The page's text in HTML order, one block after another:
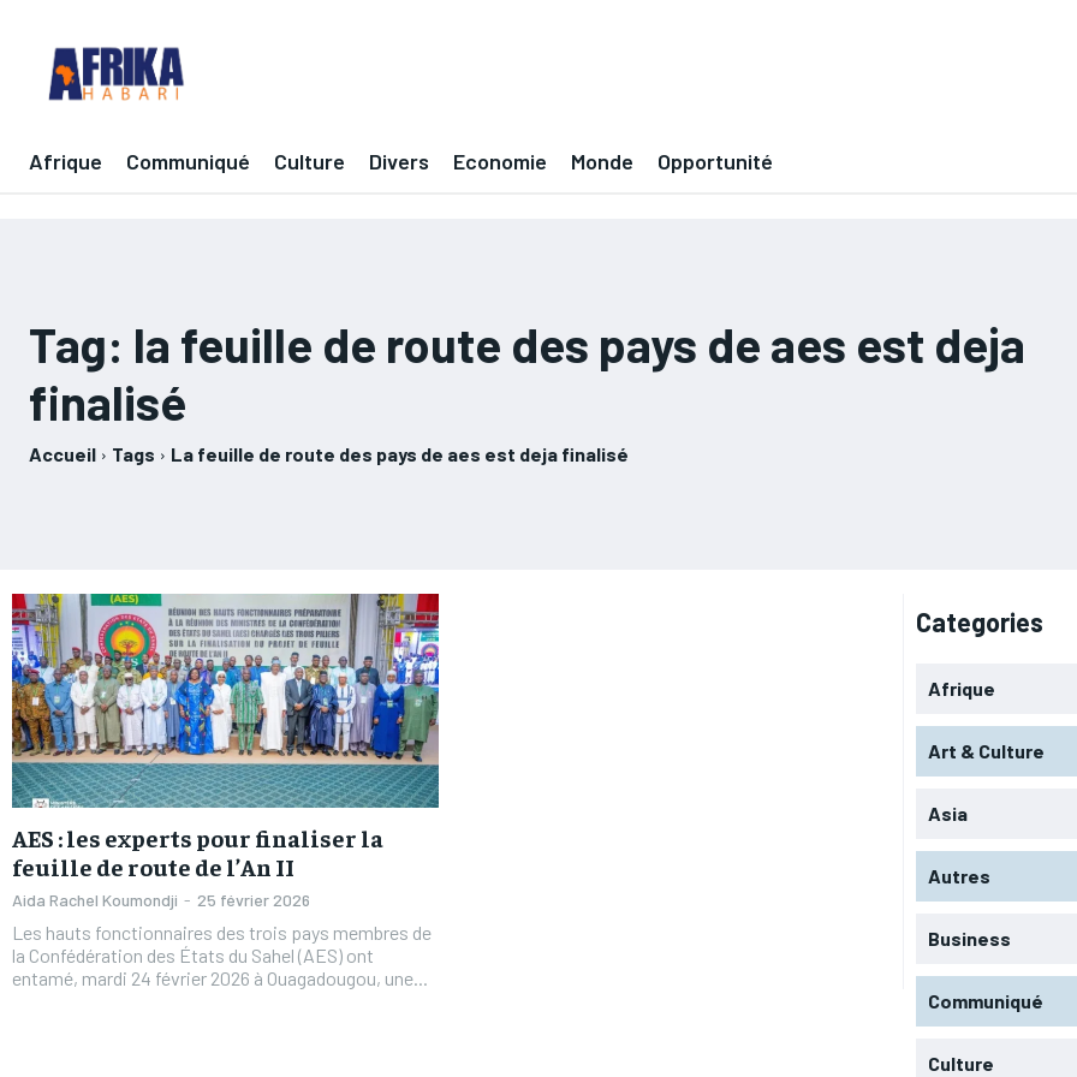
Afrique Communiqué Culture Divers Economie Monde Opportunité
Tag: la feuille de route des pays de aes est deja
finalisé
Accueil Tags La feuille de route des pays de aes est deja finalisé
AES : les experts pour finaliser la
feuille de route de l’An II
Aida Rachel Koumondji - 25 février 2026
Les hauts fonctionnaires des trois pays membres de
la Confédération des États du Sahel (AES) ont
entamé, mardi 24 février 2026 à Ouagadougou, une...
Categories
Afrique
Art & Culture
Asia
Autres
Business
Communiqué
Culture